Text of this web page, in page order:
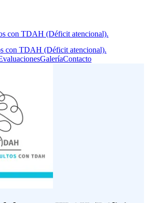
con TDAH (Déficit atencional).
con TDAH (Déficit atencional).
GaleríaContacto